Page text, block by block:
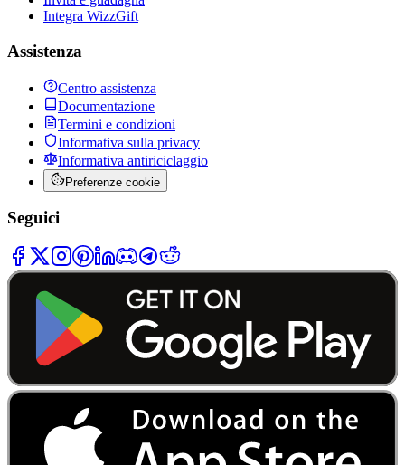
Integra WizzGift
Assistenza
Centro assistenza
Documentazione
Termini e condizioni
Informativa sulla privacy
Informativa antiriciclaggio
Preferenze cookie
Seguici